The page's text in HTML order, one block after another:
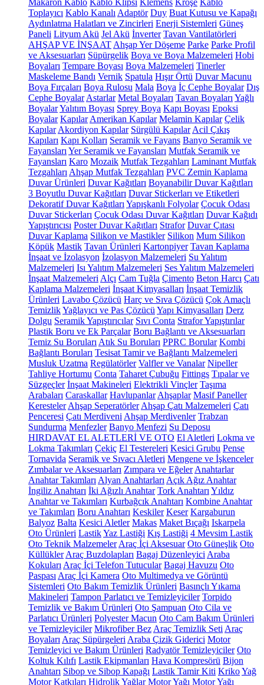
Makaron Kablo Kablo Klipsi Klemens Kroşe Kablo
Toplayıcı Kablo Kanalı Adaptör Duy Buat Kutusu ve Kapağı
Aydınlatma Halatları ve Zincirleri Enerji Sistemleri Güneş
Paneli Lityum Akü Jel Akü İnverter Tavan Vantilatörleri
AHŞAP VE İNŞAAT Ahşap Yer Döşeme Parke Parke Profil
ve Aksesuarları Süpürgelik Boya ve Boya Malzemeleri Hobi
Boyaları Tempare Boyası Boya Malzemeleri Tinerler
Maskeleme Bandı Vernik Spatula Hışır Örtü Duvar Macunu
Boya Fırçaları Boya Rulosu Mala Boya İç Cephe Boyalar Dış
Cephe Boyalar Astarlar Metal Boyaları Tavan Boyaları Yağlı
BoyalarYalıtım Boyası Sprey Boya Kapı Boyası Epoksi
Boyalar Kapılar Amerikan Kapılar Melamin Kapılar Çelik
Kapılar Akordiyon Kapılar Sürgülü Kapılar Acil Çıkış
Kapıları Kapı Kolları Seramik ve Fayans Banyo Seramik ve
Fayansları Yer Seramik ve Fayansları Mutfak Seramik ve
Fayansları Karo Mozaik Mutfak Tezgahları Laminant Mutfak
Tezgahları Ahşap Mutfak Tezgahları PVC Zemin Kaplama
Duvar Ürünleri Duvar Kağıtları Boyanabilir Duvar Kağıtları
3 Boyutlu Duvar Kağıtları Duvar Stickerları ve Etiketleri
Dekoratif Duvar Kağıtları Yapışkanlı Folyolar Çocuk Odası
Duvar Stickerları Çocuk Odası Duvar Kağıtları Duvar Kağıdı
Yapıştırıcısı Poster Duvar Kağıtları Strafor Duvar Çıtası
Duvar Kaplama Silikon ve Mastikler Silikon Mum Silikon
Köpük Mastik Tavan Ürünleri Kartonpiyer Tavan Kaplama
İnşaat ve İzolasyon İzolasyon Malzemeleri Su Yalıtım
Malzemeleri Isı Yalıtım Malzemeleri Ses Yalıtım Malzemeleri
İnşaat Malzemeleri Alçı Cam Tuğla Çimento Beton Harcı Çatı
Kaplama Malzemeleri İnşaat Kimyasalları İnşaat Temizlik
Ürünleri Lavabo Çözücü Harç ve Sıva Çözücü Çok Amaçlı
TemizlikYağlayıcı ve Pas Çözücü Yapı Kimyasalları Derz
Dolgu Seramik Yapıştırıcılar Sıvı Conta Strafor Yapıştırılar
Plastik Boru ve Ek Parçalar Boru Bağlantı ve Aksesuarları
Temiz Su Boruları Atık Su Boruları PPRC Borular Kombi
Bağlantı Boruları Tesisat Tamir ve Bağlantı Malzemeleri
Musluk Uzatma Regülatörler Valfler ve Vanalar Nipeller
Tahliye Hortumu Conta Taharet Çubuğu Fittings Tıpalar ve
Süzgeçler İnşaat Makineleri Elektrikli Vinçler Taşıma
Arabaları Caraskallar Havlupanlar Ahşaplar Masif Paneller
Keresteler Ahşap Seperatörler Ahşap Çatı Malzemeleri Çatı
Penceresi Çatı Merdiveni Ahşap Merdivenler Trabzan
Sundurma Menfezler Banyo Menfezi Su Deposu
HIRDAVAT EL ALETLERİ VE OTO El Aletleri Lokma ve
Lokma Takımları Çekiç El Testereleri Kesici Grubu Pense
Tornavida Seramik ve Sıvacı Aletleri Mengene ve İşkenceler
Zımbalar ve Aksesuarları Zımpara ve Eğeler Anahtarlar
Anahtar Takımları Alyan Anahtarları Açık Ağız Anahtar
İngiliz Anahtarı İki Ağızlı Anahtar Tork Anahtarı Yıldız
Anahtar ve Takımları Kurbağcık Anahtarı Kombine Anahtar
ve Takımları Boru Anahtarı Keskiler Keser Kargaburun
Balyoz Balta Kesici Aletler Makas Maket Bıçağı Iskarpela
Oto Ürünleri LastikYaz Lastiği Kış Lastiği 4 Mevsim Lastik
Oto Teknik Malzemeler Araç İçi Aksesuar Oto Güneşlik Oto
Küllükler Araç Buzdolapları Bagaj Düzenleyici Araba
Kokuları Araç İçi Telefon Tutucular Bagaj Havuzu Oto
Paspası Araç İçi Kamera Oto Multimedya ve Görüntü
Sistemleri Oto Bakım Temizlik Ürünleri Basınçlı Yıkama
Makineleri Tampon Parlatıcı ve Temizleyiciler Torpido
Temizlik ve Bakım Ürünleri Oto Şampuan Oto Cila ve
Parlatıcı Ürünleri Polyester Macun Oto Cam Bakım Ürünleri
ve Temizleyiciler Mikrofiber Bez Araç Temizlik Seti Araç
Boyaları Araç Süpürgeleri Araba Çizik Giderici Motor
Temizleyici ve Bakım Ürünleri Radyatör Temizleyiciler Oto
Koltuk Kılıfı Lastik Ekipmanları Hava Kompresörü Bijon
Anahtarı Sibop ve Sibop Kapağı Lastik Tamir Kiti KrikoYağ
Motor Katkıları Hidrolik Yağlar Motor Yağı Motor Yağı